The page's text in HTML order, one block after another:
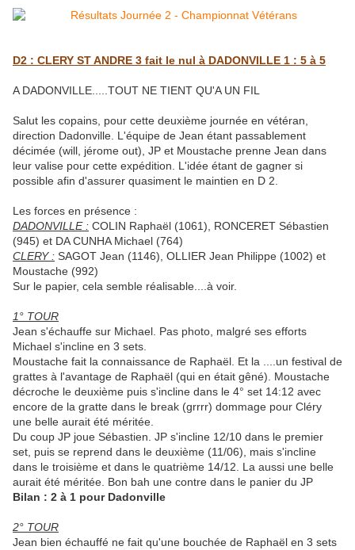
D2 : CLERY ST ANDRE 3 fait le nul à DADONVILLE 1 : 5 à 5
A DADONVILLE.....TOUT NE TIENT QU'A UN FIL
Salut les copains, pour cette deuxième journée en vétéran,
direction Dadonville. L'équipe de Jean étant passablement
décimée (will, jérome out), JP et Moustache prenne Jean dans
leur valise pour cette expédition. L'idée étant de gagner si
possible afin d'assurer quasiment le maintien en D 2.
Les forces en présence :
DADONVILLE : COLIN Raphaël (1061), RONCERET Sébastien
(945) et DA CUNHA Michael (764)
CLERY : SAGOT Jean (1146), OLLIER Jean Philippe (1002) et
Moustache (992)
Sur le papier, cela semble réalisable....à voir.
1° TOUR
Jean s'échauffe sur Michael. Pas photo, malgré ses efforts
Michael s'incline en 3 sets.
Moustache fait la connaissance de Raphaël. Et la ....un festival de
grattes à l'avantage de Raphaël (qui en était gêné). Moustache
décroche le deuxième puis s'incline dans le 4° set 14:12 avec
encore de la gratte dans le break (grrrr) dommage pour Cléry
une belle aurait été méritée.
Du coup JP joue Sébastien. JP s'incline 12/10 dans le premier
set, puis se reprend dans le deuxième (11/06), mais s'incline
dans le troisième et dans le quatrième 14/12. La aussi une belle
aurait été méritée. Bon bah une contre dans le panier du JP
Bilan : 2 à 1 pour Dadonville
2° TOUR
Jean bien échauffé ne fait qu'une bouchée de Raphaël en 3 sets